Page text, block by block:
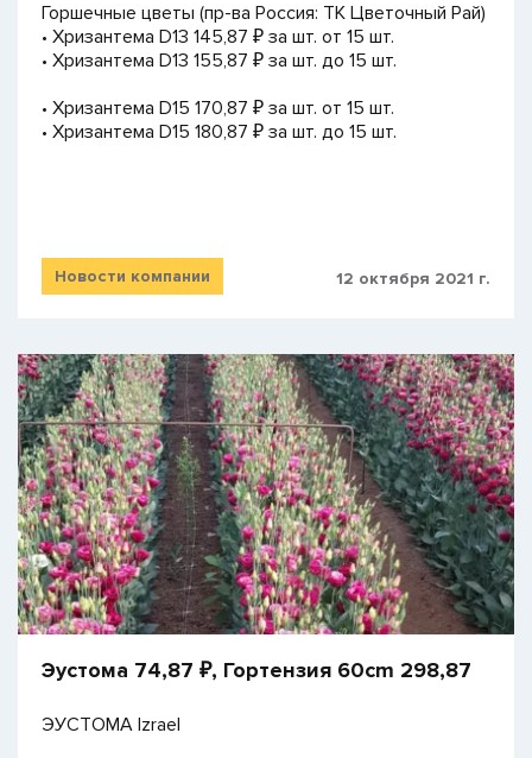
Горшечные цветы (пр-ва Россия: ТК Цветочный Рай)
• Хризантема D13 145,87 ₽ за шт. от 15 шт.
• Хризантема D13 155,87 ₽ за шт. до 15 шт.
• Хризантема D15 170,87 ₽ за шт. от 15 шт.
• Хризантема D15 180,87 ₽ за шт. до 15 шт.
Новости компании 12 октября 2021 г.
​Эустома 74,87 ₽, Гортензия 60cm 298,87
ЭУСТОМА Izrael